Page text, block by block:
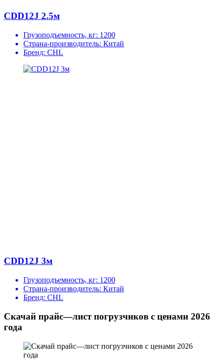
CDD12J 2.5м
Грузоподъемность, кг: 1200
Страна-производитель: Китай
Бренд: CHL
CDD12J 3м
Грузоподъемность, кг: 1200
Страна-производитель: Китай
Бренд: CHL
Скачай прайс—лист погрузчиков с ценами 2026
года